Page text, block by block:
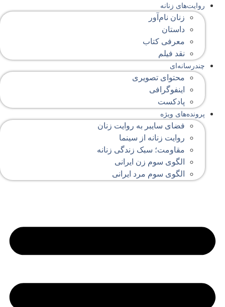
روایت‌های زنانه
زنان نام‌آور
داستان
معرفی کتاب
نقد فیلم
چندرسانه‌ای
محتوای تصویری
اینفوگرافی
پادکست
پرونده‌های ویژه
فضای سایبر به روایت زنان
روایت زنانه از سینما
مقاومت؛ سبک زندگی زنانه
الگوی سوم زن ایرانی
الگوی سوم مرد ایرانی